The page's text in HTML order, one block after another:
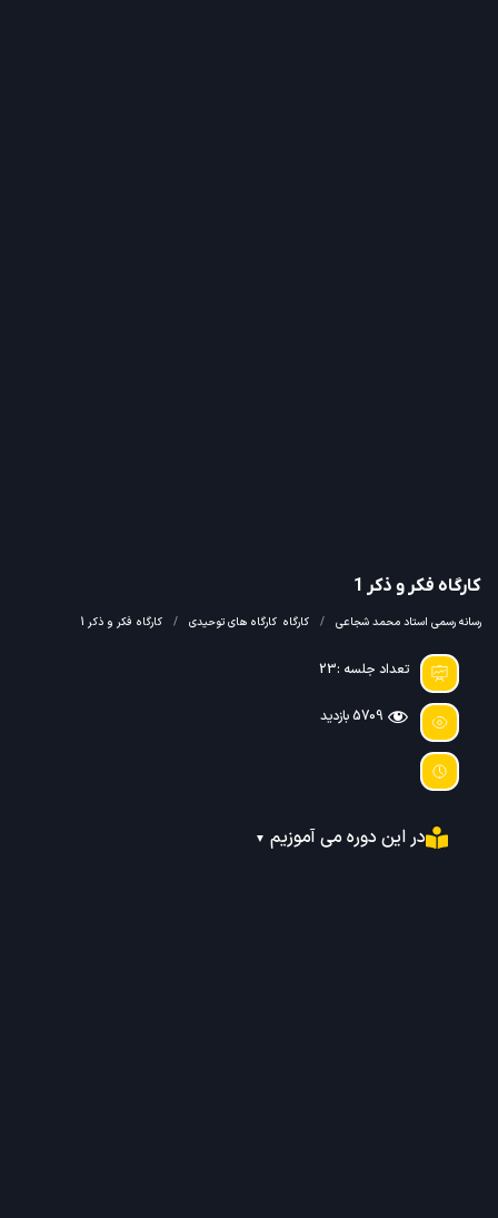
کارگاه فکر و ذکر 1
رسانه رسمی استاد محمد شجاعی کارگاه کارگاه های توحیدی کارگاه فکر و ذکر 1
تعداد جلسه :23
در این دوره می آموزیم ▼